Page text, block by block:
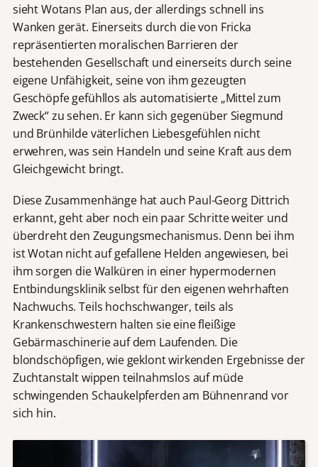
sieht Wotans Plan aus, der allerdings schnell ins
Wanken gerät. Einerseits durch die von Fricka
repräsentierten moralischen Barrieren der
bestehenden Gesellschaft und einerseits durch seine
eigene Unfähigkeit, seine von ihm gezeugten
Geschöpfe gefühllos als automatisierte „Mittel zum
Zweck“ zu sehen. Er kann sich gegenüber Siegmund
und Brünhilde väterlichen Liebesgefühlen nicht
erwehren, was sein Handeln und seine Kraft aus dem
Gleichgewicht bringt.
Diese Zusammenhänge hat auch Paul-Georg Dittrich
erkannt, geht aber noch ein paar Schritte weiter und
überdreht den Zeugungsmechanismus. Denn bei ihm
ist Wotan nicht auf gefallene Helden angewiesen, bei
ihm sorgen die Walküren in einer hypermodernen
Entbindungsklinik selbst für den eigenen wehrhaften
Nachwuchs. Teils hochschwanger, teils als
Krankenschwestern halten sie eine fleißige
Gebärmaschinerie auf dem Laufenden. Die
blondschöpfigen, wie geklont wirkenden Ergebnisse der
Zuchtanstalt wippen teilnahmslos auf müde
schwingenden Schaukelpferden am Bühnenrand vor
sich hin.